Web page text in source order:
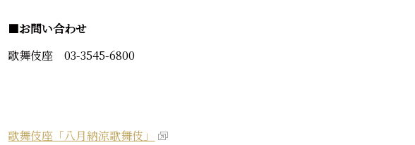
■お問い合わせ
歌舞伎座 03-3545-6800
歌舞伎座「八月納涼歌舞伎」